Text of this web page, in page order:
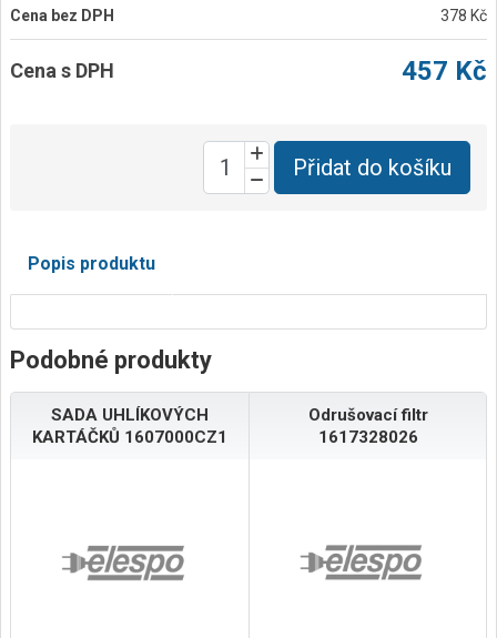
Cena bez DPH 378 Kč
Cena s DPH 457 Kč
Přidat do košíku
Popis produktu
Podobné produkty
SADA UHLÍKOVÝCH
KARTÁČKŮ 1607000CZ1
Odrušovací filtr
1617328026